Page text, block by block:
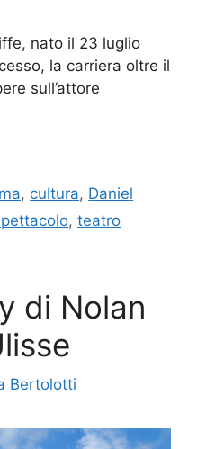
nato il 23 luglio
la carriera oltre il
sull’attore
, cultura, Daniel
, teatro
di Nolan
Bertolotti